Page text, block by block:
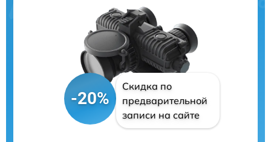
-20%
Скидка по
предварительной
записи на сайте